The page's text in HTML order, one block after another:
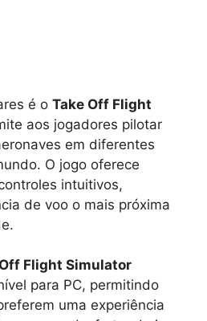
é o Take Off Flight
aos jogadores pilotar
em diferentes
O jogo oferece
intuitivos,
de voo o mais próxima
Flight Simulator
para PC, permitindo
uma experiência